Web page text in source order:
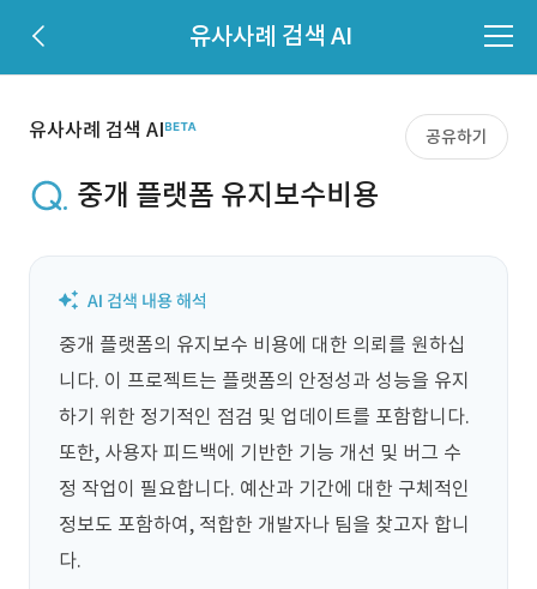
유사사례 검색 AI
유사사례 검색 AI 공유하기
중개 플랫폼 유지보수비용
중개 플랫폼의 유지보수 비용에 대한 의뢰를 원하십
니다. 이 프로젝트는 플랫폼의 안정성과 성능을 유지
하기 위한 정기적인 점검 및 업데이트를 포함합니다.
또한, 사용자 피드백에 기반한 기능 개선 및 버그 수
정 작업이 필요합니다. 예산과 기간에 대한 구체적인
정보도 포함하여, 적합한 개발자나 팀을 찾고자 합니
다.